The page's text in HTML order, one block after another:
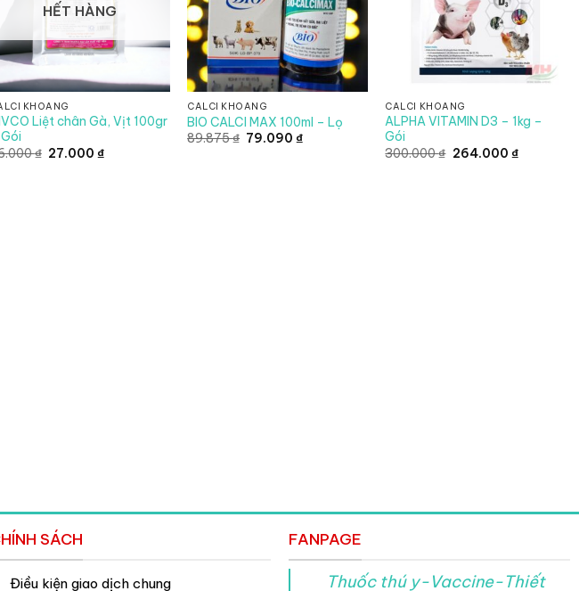
HẾT HÀNG
KHOÁNG
Liệt chân Gà, Vịt 100gr
₫ Giá
27.000 ₫Giá
CALCI KHOÁNG
BIO CALCI MAX 100ml – Lọ
89.875₫ Giá
79.090₫Giá
CALCI KHOÁNG
ALPHA VITAMIN D3 – 1kg –
Gói
300.000₫ Giá
264.000 ₫Giá
SÁCH
Điều kiện giao dịch chung
FANPAGE
Thuốc thú y-Vaccine-Thiết